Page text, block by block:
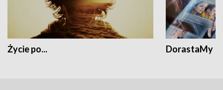
Życie po... DorastaMy